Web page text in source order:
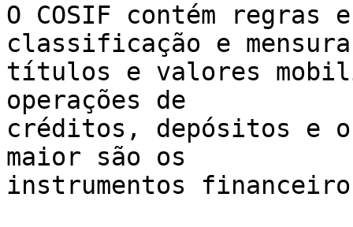
O COSIF contém
classificação e
títulos e valores
operações de
créditos, depósitos e
maior são os
instrumentos